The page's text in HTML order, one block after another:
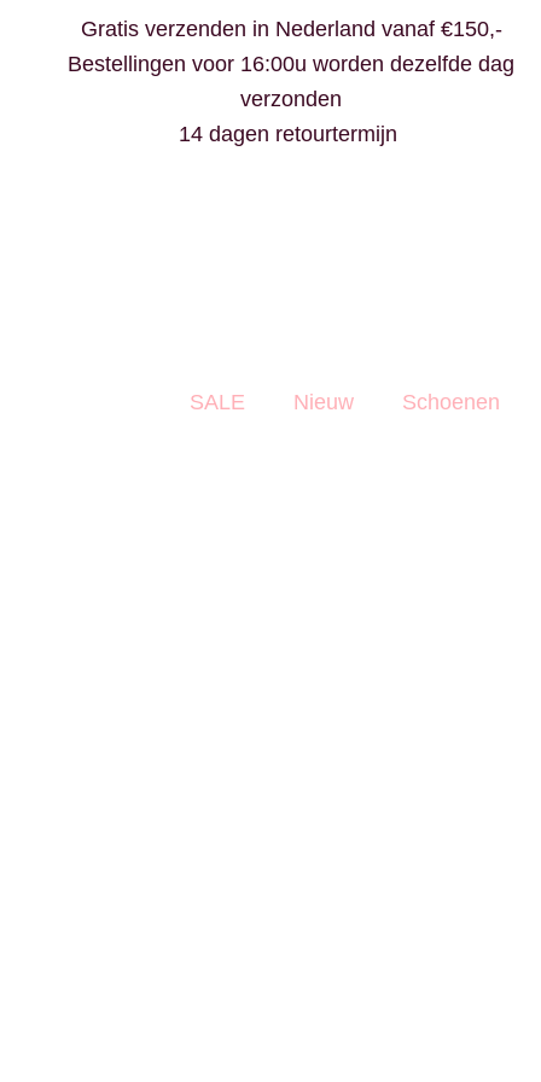
Gratis verzenden in Nederland vanaf €150,-
Bestellingen voor 16:00u worden dezelfde dag
verzonden
14 dagen retourtermijn
SALE Nieuw Schoenen